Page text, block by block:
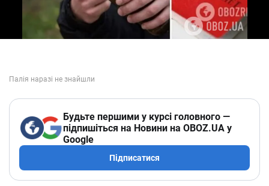
Будьте першими у курсі головного —
підпишіться на Новини на OBOZ.UA у
Google
Підписатися